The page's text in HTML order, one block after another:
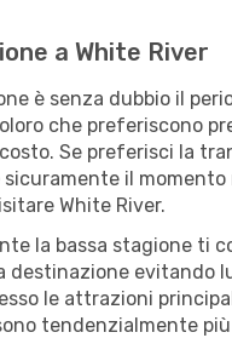
a White River
è senza dubbio il
che preferiscono
Se preferisci la
sicuramente il momento
White River.
la bassa stagione ti
destinazione evitando
le attrazioni
tendenzialmente